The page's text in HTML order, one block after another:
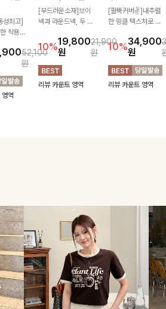
성최고]
착용감
부담
은 라
베이직
다양한
매치되
활용하
52,100
원
영역
[부드러운소재]브이
넥과 라운드넥, 두 가
맞게 선택할 수 있는
활용도 높은 가디건
🤍 부드러운 착용감
과 베이직한 디자인으
로 단독은 물론 가볍
10%19,800
원
21,900
원
리뷰 카운트 영역
[팔뚝커버✌]내추럴
한 링클 텍스처로 분
블라우스🖤 브이넥
카라 디자인에 여유로
운 소매핏 더해져 여
리하면서도 시원한 무
드로 즐기기 좋아요-
10%34,900
원
리뷰 카운트 영역